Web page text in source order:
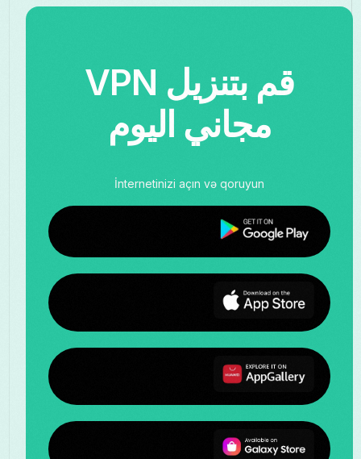
قم بتنزيل VPN
مجاني اليوم
İnternetinizi açın və qoruyun